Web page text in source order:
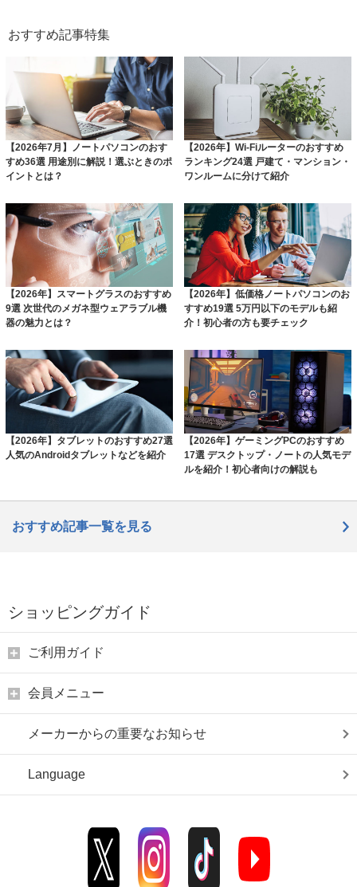
おすすめ記事特集
【2026年7月】ノートパソコンのおす
すめ36選 用途別に解説！選ぶときのポ
イントとは？
【2026年】Wi-Fiルーターのおすすめ
ランキング24選 戸建て・マンション・
ワンルームに分けて紹介
【2026年】スマートグラスのおすすめ
9選 次世代のメガネ型ウェアラブル機
器の魅力とは？
【2026年】低価格ノートパソコンのお
すすめ19選 5万円以下のモデルも紹
介！初心者の方も要チェック
【2026年】タブレットのおすすめ27選
人気のAndroidタブレットなどを紹介
【2026年】ゲーミングPCのおすすめ
17選 デスクトップ・ノートの人気モデ
ルを紹介！初心者向けの解説も
おすすめ記事一覧を見る
ショッピングガイド
ご利用ガイド
会員メニュー
メーカーからの重要なお知らせ
Language